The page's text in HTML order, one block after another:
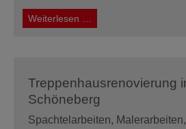
Weiterlesen …
in
Treppenhausrenovierung
Schöneberg
Spachtelarbeiten,